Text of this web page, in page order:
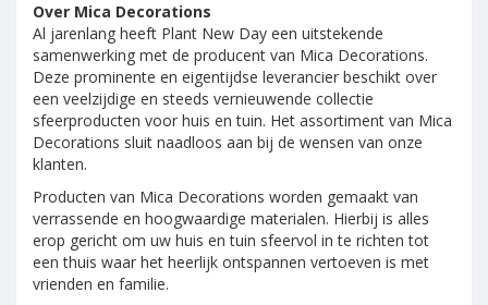
Over Mica Decorations
Al jarenlang heeft Plant New Day een uitstekende
samenwerking met de producent van Mica Decorations.
Deze prominente en eigentijdse leverancier beschikt over
een veelzijdige en steeds vernieuwende collectie
sfeerproducten voor huis en tuin. Het assortiment van Mica
Decorations sluit naadloos aan bij de wensen van onze
klanten.
Producten van Mica Decorations worden gemaakt van
verrassende en hoogwaardige materialen. Hierbij is alles
erop gericht om uw huis en tuin sfeervol in te richten tot
een thuis waar het heerlijk ontspannen vertoeven is met
vrienden en familie.